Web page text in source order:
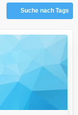
Suche nach Tags